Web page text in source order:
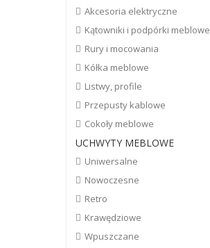
Akcesoria elektryczne
Kątowniki i podpórki meblowe
Rury i mocowania
Kółka meblowe
Listwy, profile
Przepusty kablowe
Cokoły meblowe
UCHWYTY MEBLOWE
Uniwersalne
Nowoczesne
Retro
Krawędziowe
Wpuszczane